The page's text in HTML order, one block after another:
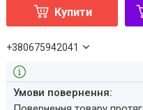
Купити
+380675942041